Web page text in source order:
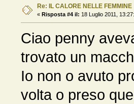
Re: IL CALORE NELLE FEMMINE
« Risposta #4 il: 18 Luglio 2011,
Ciao penny
trovato un
Io non o avuto
volta o preso